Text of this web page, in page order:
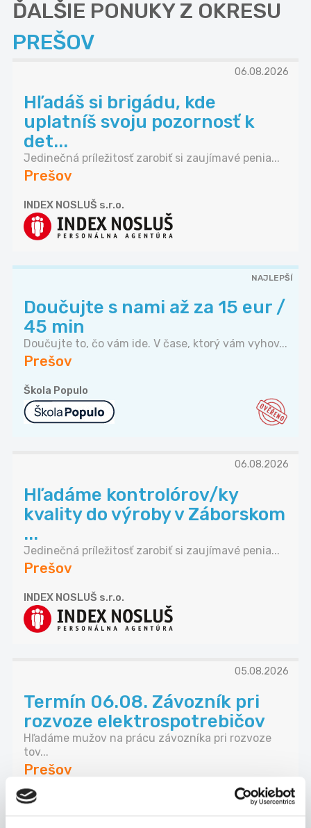
ĎALŠIE PONUKY Z OKRESU
PREŠOV
06.08.2026
Hľadáš si brigádu, kde
uplatníš svoju pozornosť k
det...
Jedinečná príležitosť zarobiť si zaujímavé penia...
Prešov
INDEX NOSLUŠ s.r.o.
NAJLEPŠÍ
Doučujte s nami až za 15 eur /
45 min
Doučujte to, čo vám ide. V čase, ktorý vám vyhov...
Prešov
Škola Populo
06.08.2026
Hľadáme kontrolórov/ky
kvality do výroby v Záborskom
...
Jedinečná príležitosť zarobiť si zaujímavé penia...
Prešov
INDEX NOSLUŠ s.r.o.
05.08.2026
Termín 06.08. Závozník pri
rozvoze elektrospotrebičov
Hľadáme mužov na prácu závozníka pri rozvoze
tov...
Prešov
P. J. Servis, s. r. o.